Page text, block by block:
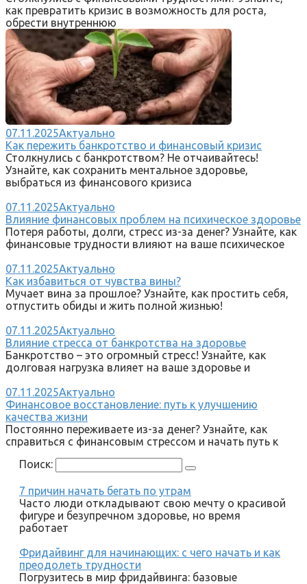
как превратить кризис в возможность для роста,
обрести внутреннюю
07.11.2025Актуально
Как пережить банкротство и финансовый кризис
Столкнулись с банкротством? Не отчаивайтесь!
Узнайте, как сохранить ментальное здоровье,
выбраться из финансового кризиса
07.11.2025Актуально
Влияние финансовых проблем на психическое здоровье
Потеря работы, долги, стресс из-за денег? Узнайте, как
финансовые трудности влияют на ваше психическое
07.11.2025Актуально
Как избавиться от чувства вины?
Мучает вина за прошлое? Узнайте, как простить себя,
отпустить обиды и жить полной жизнью!
07.11.2025Актуально
Влияние стресса от банкротства на здоровье
Банкротство – это огромный стресс! Узнайте, как
долговая нагрузка влияет на ваше здоровье и
07.11.2025Актуально
Финансовое восстановление: путь к улучшению
качества жизни
Постоянно переживаете из-за денег? Узнайте, как
справиться с финансовым стрессом и начать путь к
Поиск:
7 причин начать бегать по утрам
Часто люди откладывают свою мечту о красивой
фигуре и безупречном здоровье, но время
работает
Фридайвинг для начинающих: с чего начать и как
преодолеть трудности
Погрузитесь в мир фридайвинга: базовые